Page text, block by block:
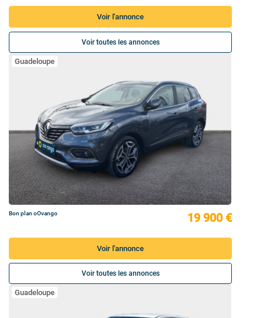
Voir l'annonce
Voir toutes les annonces
Guadeloupe
Bon plan oOvango 19 900 €
Voir l'annonce
Voir toutes les annonces
Guadeloupe